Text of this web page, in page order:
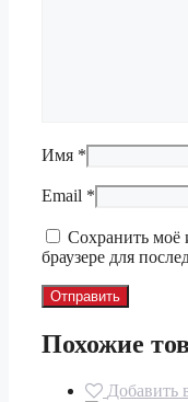
Имя *
Email *
Сохранить моё
браузере для
Похожие
Добавить